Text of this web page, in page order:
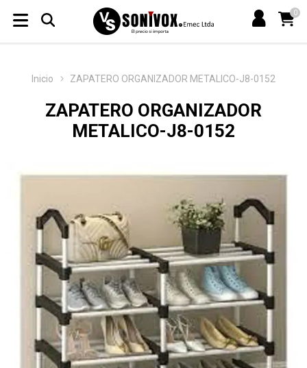
0
Inicio ZAPATERO ORGANIZADOR METALICO-J8-0152
ZAPATERO ORGANIZADOR
METALICO-J8-0152